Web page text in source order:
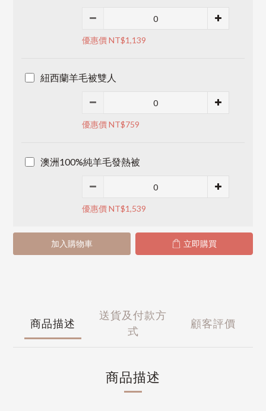
優惠價 NT$1,139
紐西蘭羊毛被雙人
優惠價 NT$759
澳洲100%純羊毛發熱被
優惠價 NT$1,539
加入購物車 立即購買
商品描述
送貨及付款方
式
顧客評價
商品描述